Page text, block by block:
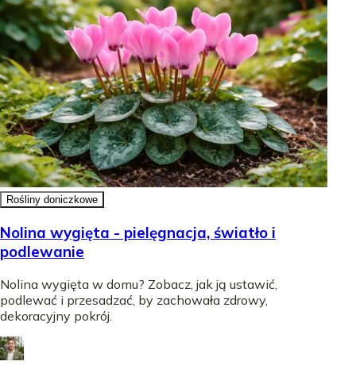
Rośliny doniczkowe
Nolina wygięta - pielęgnacja, światło i
podlewanie
Nolina wygięta w domu? Zobacz, jak ją ustawić,
podlewać i przesadzać, by zachowała zdrowy,
dekoracyjny pokrój.